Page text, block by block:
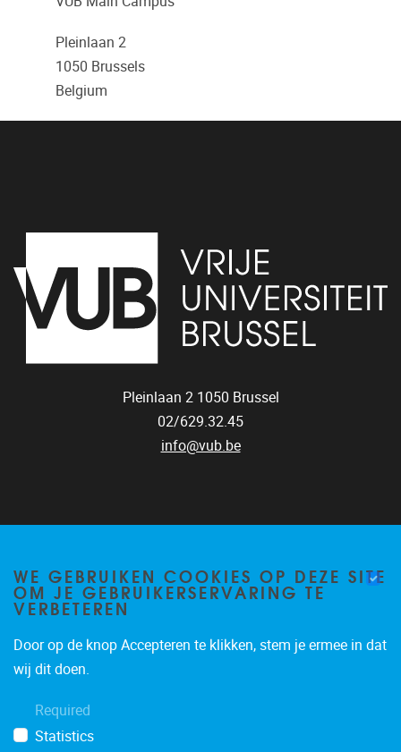
Pleinlaan 2
1050 Brussels
Belgium
Pleinlaan 2 1050 Brussel
02/629.32.45
info@vub.be
Research
Publications
Technology platform
For industry
Contact
WE GEBRUIKEN COOKIES OP DEZE SITE
OM JE GEBRUIKERSERVARING TE
VERBETEREN
Door op de knop Accepteren te klikken, stem je ermee in dat
wij dit doen.
Required
Statistics